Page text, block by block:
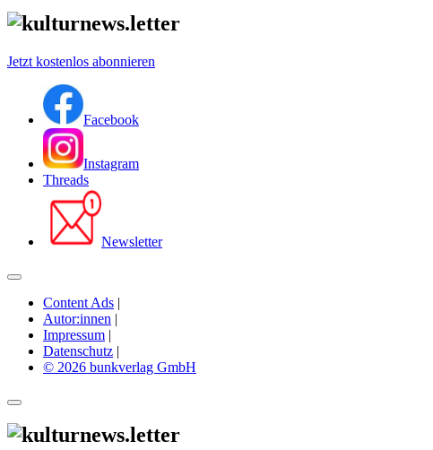
Jetzt kostenlos abonnieren
Facebook
Instagram
Threads
Newsletter
Content Ads |
Autor:innen |
Impressum |
Datenschutz |
© 2026 bunkverlag GmbH